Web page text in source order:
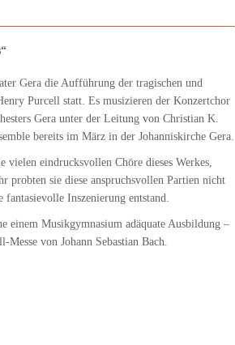
Gera die Aufführung der tragischen und
Purcell statt. Es musizieren der Konzertchor
Gera unter der Leitung von Christian K.
bereits im März in der Johanniskirche Gera.
eindrucksvollen Chöre dieses Werkes,
probten sie diese anspruchsvollen Partien nicht
Inszenierung entstand.
einem Musikgymnasium adäquate Ausbildung –
von Johann Sebastian Bach.